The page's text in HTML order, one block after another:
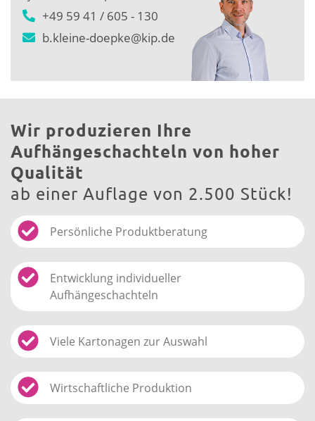
+49 59 41 / 605 - 130
b.kleine-doepke@kip.de
Wir produzieren Ihre
Aufhängeschachteln von hoher
Qualität
ab einer Auflage von 2.500 Stück!
Persönliche Produktberatung
Entwicklung individueller
Aufhängeschachteln
Viele Kartonagen zur Auswahl
Wirtschaftliche Produktion